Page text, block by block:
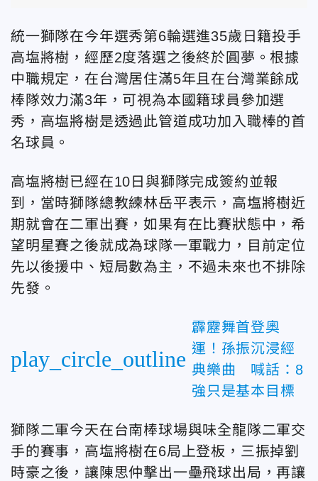
統一獅隊在今年選秀第6輪選進35歲日籍投手
高塩將樹，經歷2度落選之後終於圓夢。根據
中職規定，在台灣居住滿5年且在台灣業餘成
棒隊效力滿3年，可視為本國籍球員參加選
秀，高塩將樹是透過此管道成功加入職棒的首
名球員。
高塩將樹已經在10日與獅隊完成簽約並報
到，當時獅隊總教練林岳平表示，高塩將樹近
期就會在二軍出賽，如果有在比賽狀態中，希
望明星賽之後就成為球隊一軍戰力，目前定位
先以後援中、短局數為主，不過未來也不排除
先發。
play_circle_outline
霹靂舞首登奧
運！孫振沉浸經
典樂曲 喊話：8
強只是基本目標
獅隊二軍今天在台南棒球場與味全龍隊二軍交
手的賽事，高塩將樹在6局上登板，三振掉劉
時豪之後，讓陳思仲擊出一壘飛球出局，再讓